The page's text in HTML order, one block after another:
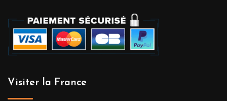
Visiter la France